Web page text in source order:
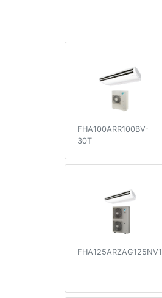
FHA100ARR100BV-
30T
FHA125ARZAG125NV1